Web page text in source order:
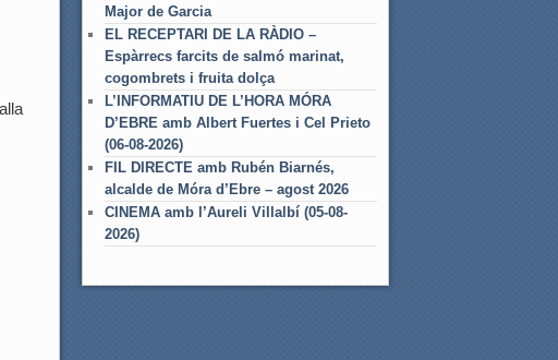
Major de Garcia
EL RECEPTARI DE LA RÀDIO –
Espàrrecs farcits de salmó marinat,
cogombrets i fruita dolça
L’INFORMATIU DE L’HORA MÓRA
D’EBRE amb Albert Fuertes i Cel Prieto
(06-08-2026)
FIL DIRECTE amb Rubén Biarnés,
alcalde de Móra d’Ebre – agost 2026
CINEMA amb l’Aureli Villalbí (05-08-
2026)